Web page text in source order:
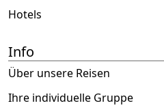
Hotels
Info
Über unsere Reisen
Ihre individuelle Gruppe